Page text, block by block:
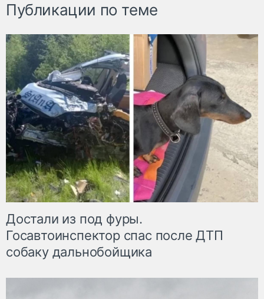
Публикации по теме
Достали из под фуры.
Госавтоинспектор спас после ДТП
собаку дальнобойщика